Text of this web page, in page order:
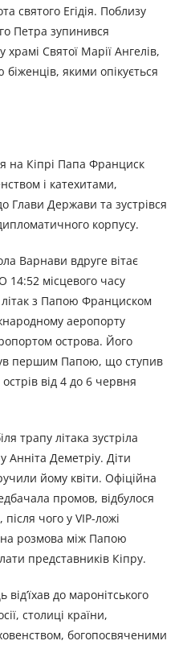
святого Егідія. Поблизу
Петра зупинився
Святої Марії Ангелів,
якими опікується
на Кіпрі Папа Франциск
і катехитами,
Глави Держави та зустрівся
корпусу.
Варнави вдруге вітає
14:52 місцевого часу
літак з Папою Франциском
аеропорту
острова. Його
першим Папою, що ступив
від 4 до 6 червня
трапу літака зустріла
Анніта Деметріу. Діти
йому квіти. Офіційна
промов, відбулося
чого у VIP-ложі
розмова між Папою
представників Кіпру.
до маронітського
столиці країни,
богопосвяченими